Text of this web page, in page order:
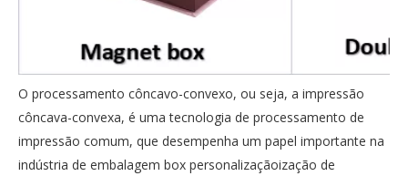
O processamento côncavo-convexo, ou seja, a impressão
côncava-convexa, é uma tecnologia de processamento de
impressão comum, que desempenha um papel importante na
indústria de embalagem box personalizaçãoização de